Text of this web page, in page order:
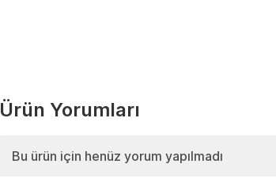
Ürün Yorumları
Bu ürün için henüz yorum yapılmadı